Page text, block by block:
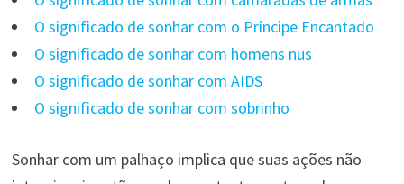
O significado de sonhar com o Príncipe Encantado
O significado de sonhar com homens nus
O significado de sonhar com AIDS
O significado de sonhar com sobrinho
Sonhar com um palhaço implica que suas ações não